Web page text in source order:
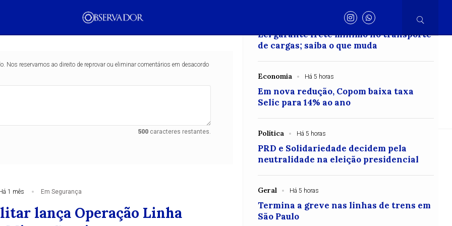
Dr.Henrique Polícia Acidente
Internacional Política Evento Justiça
Presídio de Alfenas forma mão de
o mercado gastronômico
e a parceria com a Eclypse Indústria e Comércio, o
e a capacitação profissional dos custodiados.
Nos reservamos ao direito de reprovar ou eliminar comentários em desacordo
500caracteres restantes.
1 mês Em Segurança
lança Operação Linha
Lei garante frete mínimo no transporte
de cargas; saiba o que muda
Economia Há 5 horas
Em nova redução, Copom baixa taxa
Selic para 14% ao ano
Política Há 5 horas
PRD e Solidariedade decidem pela
neutralidade na eleição presidencial
Geral Há 5 horas
Termina a greve nas linhas de trens em
São Paulo